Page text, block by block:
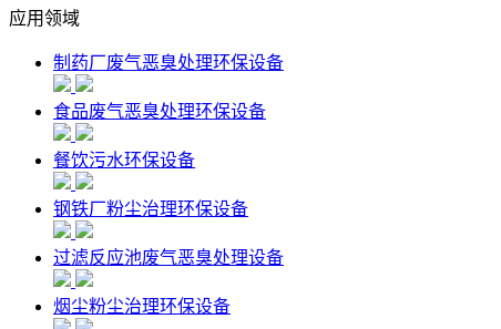
应用领域
制药厂废气恶臭处理环保设备
食品废气恶臭处理环保设备
餐饮污水环保设备
钢铁厂粉尘治理环保设备
过滤反应池废气恶臭处理设备
烟尘粉尘治理环保设备